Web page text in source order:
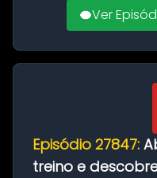
Ver
Episódio 27847:
treino e